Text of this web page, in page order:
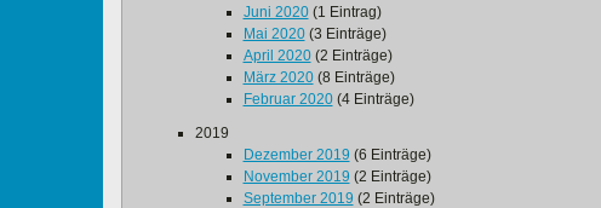
Juni 2020(1 Eintrag)
Mai 2020(3 Einträge)
April 2020(2 Einträge)
März 2020(8 Einträge)
Februar 2020(4 Einträge)
2019
Dezember 2019 (6 Einträge)
November 2019 (2 Einträge)
September 2019 (2 Einträge)